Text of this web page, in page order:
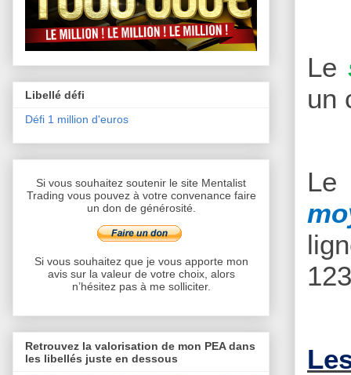
Le
un
Le
Libellé défi
Défi 1 million d'euros
Si vous souhaitez soutenir le site Mentalist
Trading vous pouvez à votre convenance faire
un don de générosité.
Si vous souhaitez que je vous apporte mon
avis sur la valeur de votre choix, alors
n’hésitez pas à me solliciter.
Retrouvez la valorisation de mon PEA dans
les libellés juste en dessous